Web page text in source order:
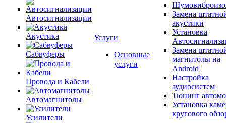
Автосигнализации
Акустика
Сабвуферы
Провода и Кабели
Автомагнитолы
Усилители
Услуги
Основные
услуги
Замена
акустики
Установка
Замена
магнитолы на
Android
Настройка
аудиосистем
Тюнинг
Установка
кругового